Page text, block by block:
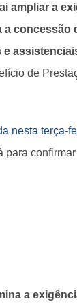
ampliar a
a concessão
e
de
nesta terça-
para
a